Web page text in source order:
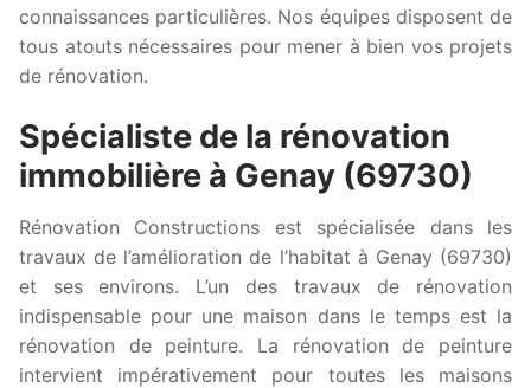
connaissances particulières. Nos équipes disposent de
tous atouts nécessaires pour mener à bien vos projets
de rénovation.
Spécialiste de la rénovation
immobilière à Genay (69730)
Rénovation Constructions est spécialisée dans les
travaux de l’amélioration de l’habitat à Genay (69730)
et ses environs. L’un des travaux de rénovation
indispensable pour une maison dans le temps est la
rénovation de peinture. La rénovation de peinture
intervient impérativement pour toutes les maisons